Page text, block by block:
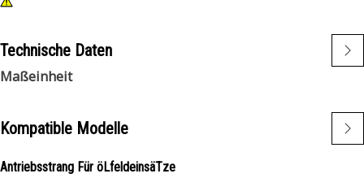
Technische Daten
Maßeinheit
Kompatible Modelle
Antriebsstrang Für öLfeldeinsäTze